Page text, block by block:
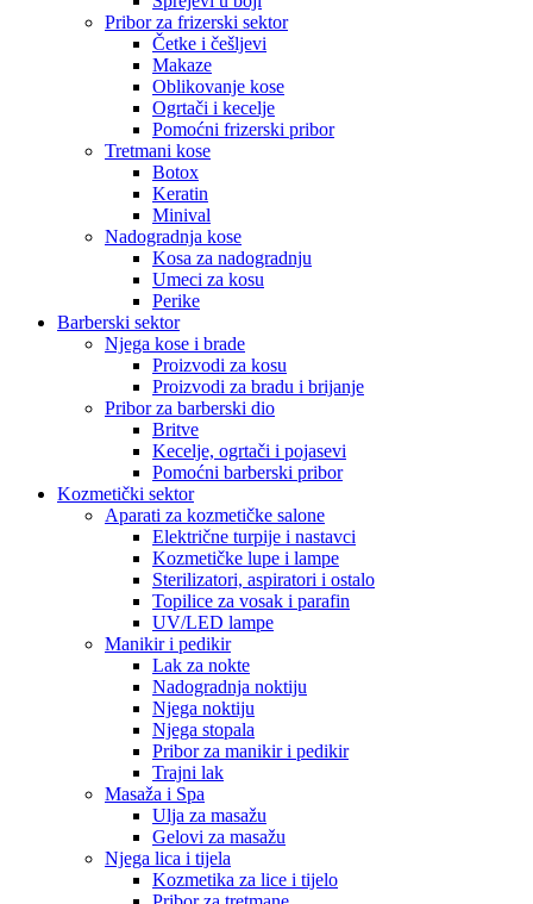
Pribor za frizerski sektor
Četke i češljevi
Makaze
Oblikovanje kose
Ogrtači i kecelje
Pomoćni frizerski pribor
Tretmani kose
Botox
Keratin
Minival
Nadogradnja kose
Kosa za nadogradnju
Umeci za kosu
Perike
Barberski sektor
Njega kose i brade
Proizvodi za kosu
Proizvodi za bradu i brijanje
Pribor za barberski dio
Britve
Kecelje, ogrtači i pojasevi
Pomoćni barberski pribor
Kozmetički sektor
Aparati za kozmetičke salone
Električne turpije i nastavci
Kozmetičke lupe i lampe
Sterilizatori, aspiratori i ostalo
Topilice za vosak i parafin
UV/LED lampe
Manikir i pedikir
Lak za nokte
Nadogradnja noktiju
Njega noktiju
Njega stopala
Pribor za manikir i pedikir
Trajni lak
Masaža i Spa
Ulja za masažu
Gelovi za masažu
Njega lica i tijela
Kozmetika za lice i tijelo